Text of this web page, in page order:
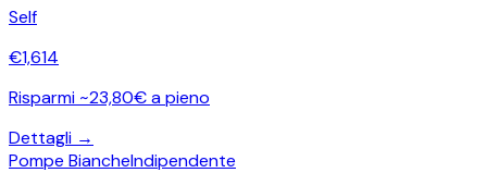
Self
€1,614
Risparmi ~23,80€ a pieno
Dettagli →
Pompe BiancheIndipendente